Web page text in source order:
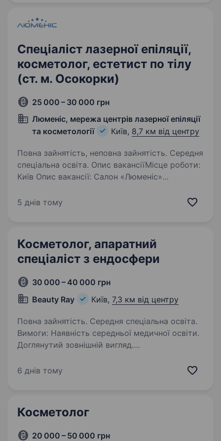
Спеціаліст лазерної епіляції,
косметолог, естетист по тілу
(ст. м. Осокорки)
25 000 – 30 000 грн
Люменіс, мережа центрів лазерної епіляції
та косметології
Київ, 8,7 км від центру
Повна зайнятість, неповна зайнятість. Середня
спеціальна освіта. Опис вакансіїМісце роботи:
Київ Опис вакансії: Салон «Люменіс»
з лазерної епіляції, естетист, косметолог по
5 днів тому
Косметолог, апаратний
спеціаліст з ендосфери
30 000 – 40 000 грн
Beauty Ray
Київ, 7,3 км від центру
Повна зайнятість. Середня спеціальна освіта.
Вимоги: Наявність середньої медичної освіти.
Доглянутий зовнішній вигляд.
Грамотно поставлена мова та чітко
6 днів тому
Косметолог
20 000 – 50 000 грн